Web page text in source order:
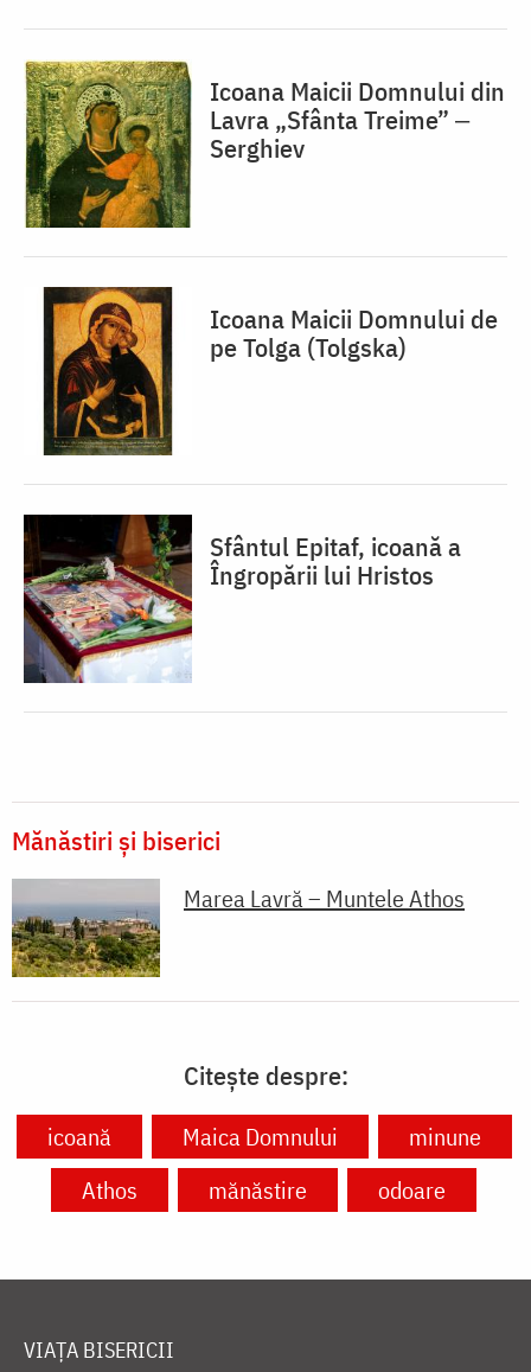
Icoana Maicii Domnului din
Lavra „Sfânta Treime” ‒
Serghiev
Icoana Maicii Domnului de
pe Tolga (Tolgska)
Sfântul Epitaf, icoană a
Îngropării lui Hristos
Mănăstiri și biserici
Marea Lavră – Muntele Athos
Citește despre:
icoană Maica Domnului
minune
Athos
mănăstire odoare
VIAȚA BISERICII